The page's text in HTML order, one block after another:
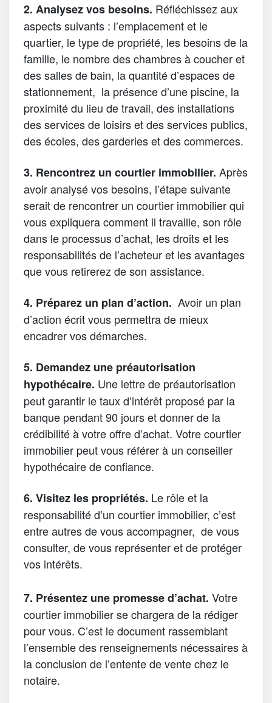
2. Analysez vos besoins. Réfléchissez aux
aspects suivants : l’emplacement et le
quartier, le type de propriété, les besoins de la
famille, le nombre des chambres à coucher et
des salles de bain, la quantité d’espaces de
stationnement, la présence d’une piscine, la
proximité du lieu de travail, des installations
des services de loisirs et des services publics,
des écoles, des garderies et des commerces.
3. Rencontrez un courtier immobilier. Après
avoir analysé vos besoins, l’étape suivante
serait de rencontrer un courtier immobilier qui
vous expliquera comment il travaille, son rôle
dans le processus d’achat, les droits et les
responsabilités de l’acheteur et les avantages
que vous retirerez de son assistance.
4. Préparez un plan d’action. Avoir un plan
d’action écrit vous permettra de mieux
encadrer vos démarches.
5. Demandez une préautorisation
hypothécaire. Une lettre de préautorisation
peut garantir le taux d’intérêt proposé par la
banque pendant 90 jours et donner de la
crédibilité à votre offre d’achat. Votre courtier
immobilier peut vous référer à un conseiller
hypothécaire de confiance.
6. Visitez les propriétés. Le rôle et la
responsabilité d’un courtier immobilier, c’est
entre autres de vous accompagner, de vous
consulter, de vous représenter et de protéger
vos intérêts.
7. Présentez une promesse d’achat. Votre
courtier immobilier se chargera de la rédiger
pour vous. C’est le document rassemblant
l’ensemble des renseignements nécessaires à
la conclusion de l’entente de vente chez le
notaire.